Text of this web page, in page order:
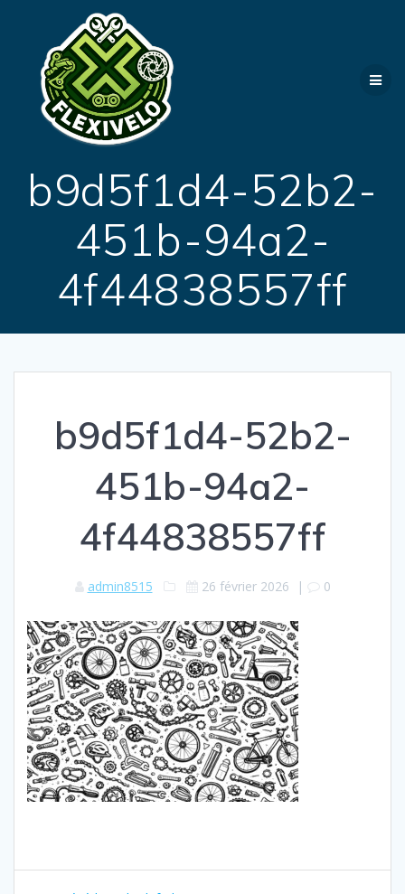
b9d5f1d4-52b2-
451b-94a2-
4f44838557ff
b9d5f1d4-52b2-
451b-94a2-
4f44838557ff
admin8515 26 février 2026 | 0